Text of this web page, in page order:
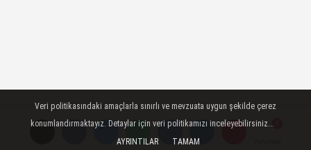
Veri politikasındaki amaçlarla sınırlı ve mevzuata uygun şekilde çerez
konumlandırmaktayız. Detaylar için veri politikamızı inceleyebilirsiniz...
AYRINTILAR
TAMAM